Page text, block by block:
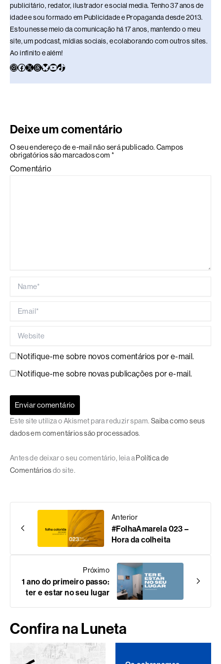
publicitário, redator, ilustrador e social media. Tenho 37 anos de
idade e sou formado em Publicidade e Propaganda desde 2013.
Estou nesse meio da comunicação há 17 anos, mantendo o meu
site, um podcast, mídias sociais, e colaborando com outros sites.
Ao infinito e além!
Deixe um comentário
O seu endereço de e-mail não será publicado. Campos
obrigatórios são marcados com *
Comentário
Notifique-me sobre novos comentários por e-mail.
Notifique-me sobre novas publicações por e-mail.
Este site utiliza o Akismet para reduzir spam. Saiba como seus
dados em comentários são processados.
Antes de deixar o seu comentário, leia aPolítica de
Comentáriosdo site.
Anterior
#FolhaAmarela 023 –
Hora da colheita
Próximo
1 ano do primeiro passo:
ter e estar no seu lugar
Confira na Luneta